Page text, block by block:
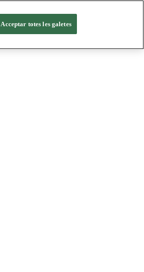
Acceptar totes les galetes